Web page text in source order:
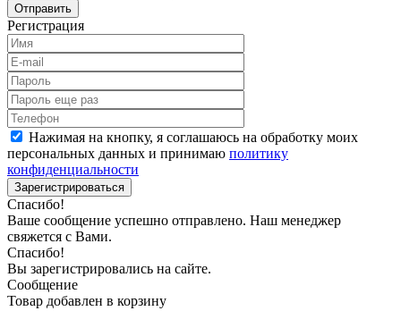
Отправить
Регистрация
Нажимая на кнопку, я соглашаюсь на обработку моих
персональных данных и принимаю политику
конфиденциальности
Зарегистрироваться
Спасибо!
Ваше сообщение успешно отправлено. Наш менеджер
свяжется с Вами.
Спасибо!
Вы зарегистрировались на сайте.
Сообщение
Товар добавлен в корзину